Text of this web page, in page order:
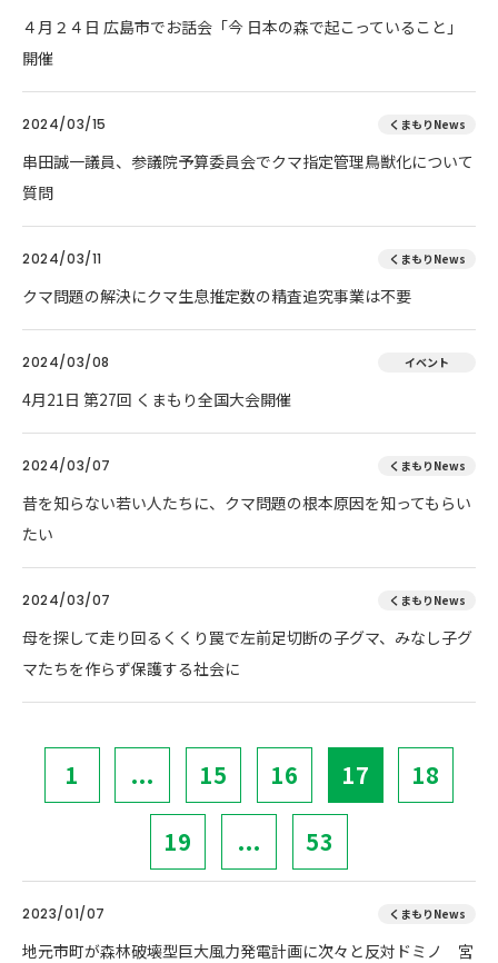
４月２４日 広島市でお話会「今 日本の森で起こっていること」
開催
2024/03/15 くまもりNews
串田誠一議員、参議院予算委員会でクマ指定管理鳥獣化について
質問
2024/03/11 くまもりNews
クマ問題の解決にクマ生息推定数の精査追究事業は不要
2024/03/08 イベント
4月21日 第27回 くまもり全国大会開催
2024/03/07 くまもりNews
昔を知らない若い人たちに、クマ問題の根本原因を知ってもらい
たい
2024/03/07 くまもりNews
母を探して走り回るくくり罠で左前足切断の子グマ、みなし子グ
マたちを作らず保護する社会に
1 ... 15 16 17 18
19 ... 53
2023/01/07 くまもりNews
地元市町が森林破壊型巨大風力発電計画に次々と反対ドミノ 宮